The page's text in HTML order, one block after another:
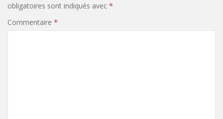
obligatoires sont indiqués avec *
Commentaire *